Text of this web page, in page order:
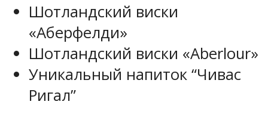
Шотландский виски
«Аберфелди»
Шотландский виски «Aberlour»
Уникальный напиток “Чивас
Ригал”